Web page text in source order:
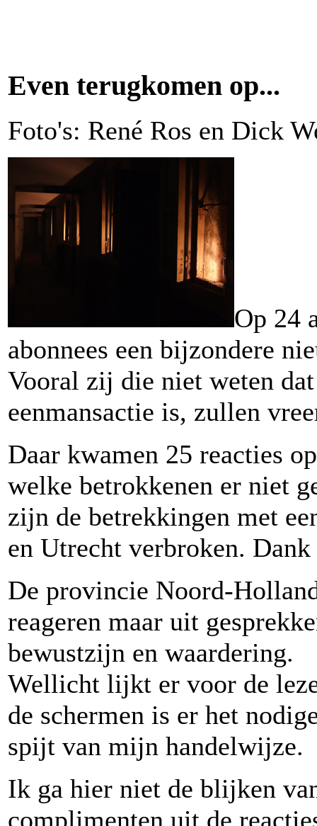
Even terugkomen op...
Foto's: René Ros en Dick
Op 24
abonnees een bijzondere
Vooral zij die niet weten
eenmansactie is, zullen
Daar kwamen 25 reacties
welke betrokkenen er niet
zijn de betrekkingen met
en Utrecht verbroken.
De provincie Noord-
reageren maar uit
bewustzijn en waardering.
Wellicht lijkt er voor de
de schermen is er het
spijt van mijn handelwijze.
Ik ga hier niet de blijken
complimenten uit de